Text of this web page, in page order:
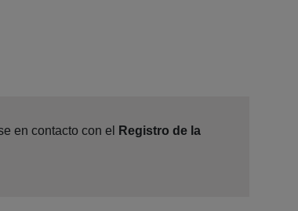
en contacto con el
Registro de la